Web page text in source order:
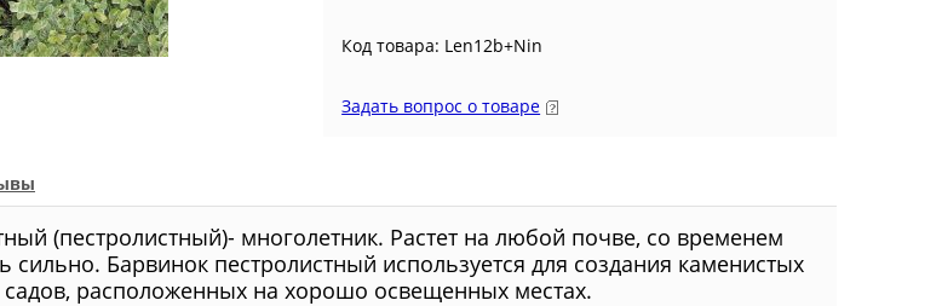
Код товара: Len12b+Nin
Задать вопрос о товаре
(пестролистный)- многолетник. Растет на любой почве, со временем
сильно. Барвинок пестролистный используется для создания каменистых
садов, расположенных на хорошо освещенных местах.